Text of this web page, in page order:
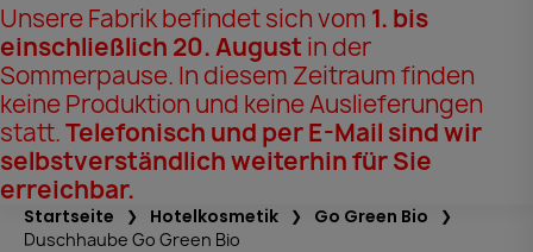
Unsere Fabrik befindet sich vom 1. bis
einschließlich 20. August in der
Sommerpause. In diesem Zeitraum finden
keine Produktion und keine Auslieferungen
statt.Telefonisch und per E-Mail sind wir
selbstverständlich weiterhin für Sie
erreichbar.
Startseite Hotelkosmetik Go Green Bio
Duschhaube Go Green Bio